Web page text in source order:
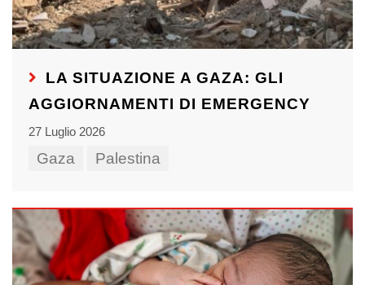
LA SITUAZIONE A GAZA: GLI
AGGIORNAMENTI DI EMERGENCY
27 Luglio 2026
Gaza Palestina